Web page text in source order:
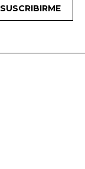
SUSCRIBIRME